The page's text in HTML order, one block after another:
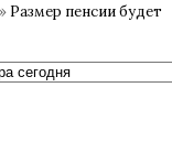
» Размер пенсии будет